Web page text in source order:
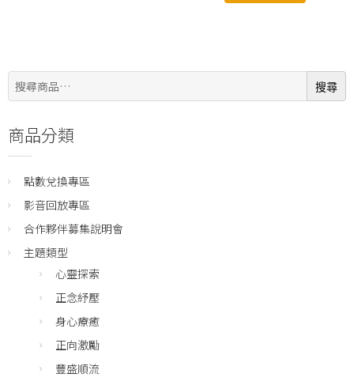
搜
尋:
搜尋
商品分類
點數兌換專區
影音回放專區
合作夥伴募集說明會
主題類型
心靈探索
正念紓壓
身心療癒
正向激勵
豐盛順流